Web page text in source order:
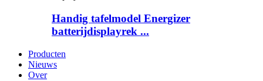
Handig tafelmodel Energizer
batterijdisplayrek ...
Producten
Nieuws
Over